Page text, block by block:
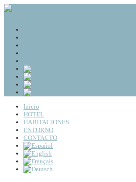
Inicio
HOTEL
HABITACIONES
ENTORNO
CONTACTO